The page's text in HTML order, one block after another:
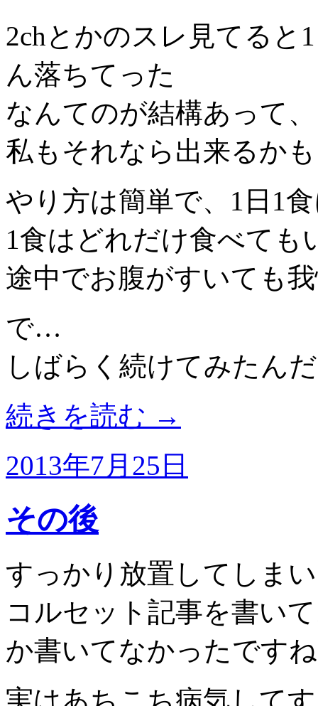
2chとかのスレ見てると
ん落ちてった
なんてのが結構あって、
私もそれなら出来るか
やり方は簡単で、1日1
1食はどれだけ食べても
途中でお腹がすいても
で…
しばらく続けてみたん
続きを読む →
2013年7月25日
その後
すっかり放置してしま
コルセット記事を書い
か書いてなかったです